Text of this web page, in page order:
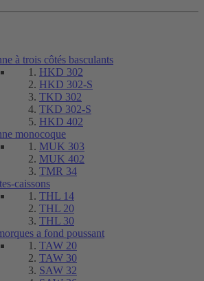
à trois côtés basculants
HKD 302
HKD 302-S
TKD 302
TKD 302-S
HKD 402
monocoque
MUK 303
MUK 402
TMR 34
caissons
THL 14
THL 20
THL 30
a fond poussant
TAW 20
TAW 30
SAW 32